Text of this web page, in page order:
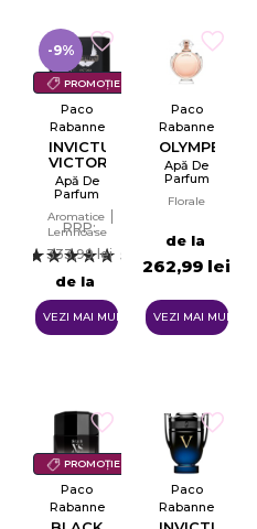
PROMOȚIE
-9%
Paco
Rabanne
INVICTUS
VICTORY
Apă De
Parfum
Aromatice
Lemnoase
5
de la
RRP:
333,99 lei
303,99 lei
VEZI MAI MULTE
Paco
Rabanne
OLYMPEA
Apă De
Parfum
Femei
Florale
de la
262,99 lei
VEZI MAI MULTE
PROMOȚIE
Paco
Rabanne
Paco
Rabanne